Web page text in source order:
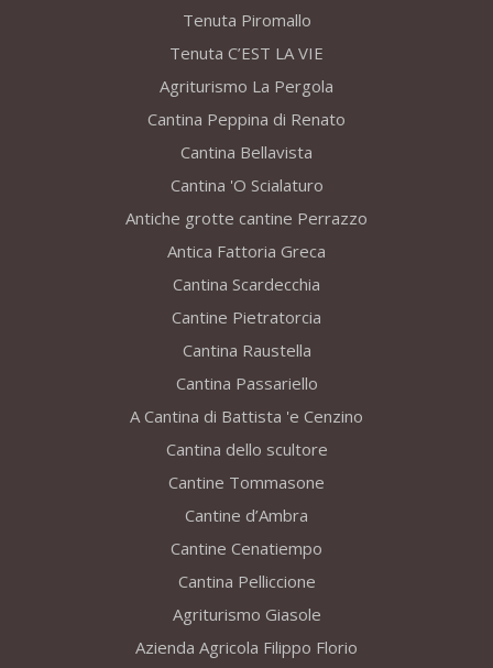
Tenuta Piromallo
Tenuta C’EST LA VIE
Agriturismo La Pergola
Cantina Peppina di Renato
Cantina Bellavista
Cantina 'O Scialaturo
Antiche grotte cantine Perrazzo
Antica Fattoria Greca
Cantina Scardecchia
Cantine Pietratorcia
Cantina Raustella
Cantina Passariello
A Cantina di Battista 'e Cenzino
Cantina dello scultore
Cantine Tommasone
Cantine d’Ambra
Cantine Cenatiempo
Cantina Pelliccione
Agriturismo Giasole
Azienda Agricola Filippo Florio